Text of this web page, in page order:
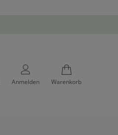
Anmelden Warenkorb